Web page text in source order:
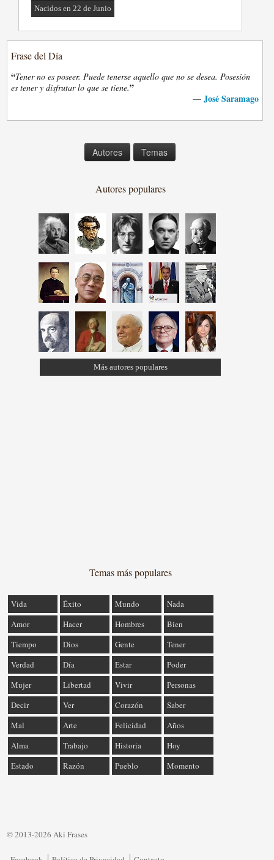
Nacidos en 22 de Junio
Frase del Día
“Tener no es poseer. Puede tenerse aquello que no se desea. Posesión
es tener y disfrutar lo que se tiene.”
— José Saramago
Autores Temas
Autores populares
Más autores populares
Temas más populares
Vida Éxito Mundo
Nada
Amor
Hacer Hombres
Bien
Tiempo
Dios Gente
Tener
Verdad
Día Estar
Poder
Mujer
Libertad Vivir
Personas
Decir
Ver Corazón
Saber
Mal
Arte Felicidad
Años
Alma
Trabajo Historia
Hoy
Estado
Razón Pueblo Momento
© 2013-2026 Aki Frases